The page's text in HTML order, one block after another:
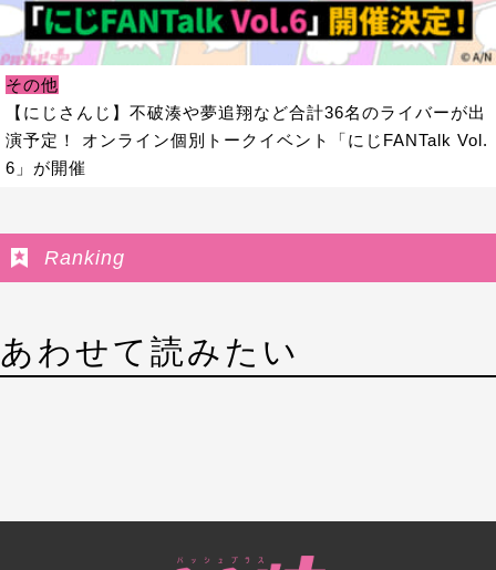
その他
【にじさんじ】不破湊や夢追翔など合計36名のライバーが出
演予定！ オンライン個別トークイベント「にじFANTalk Vol.
6」が開催
Ranking
あわせて読みたい